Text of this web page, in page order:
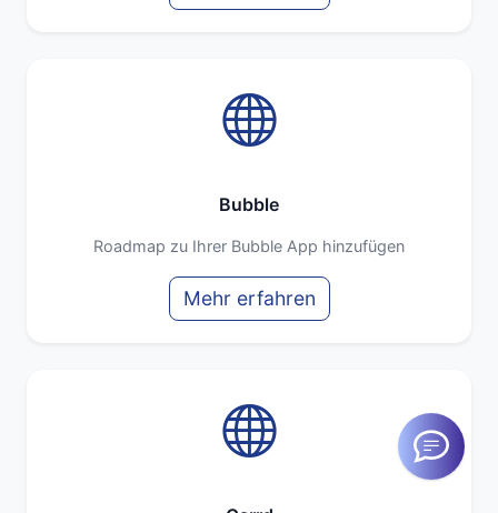
Bubble
Roadmap zu Ihrer Bubble App hinzufügen
Mehr erfahren